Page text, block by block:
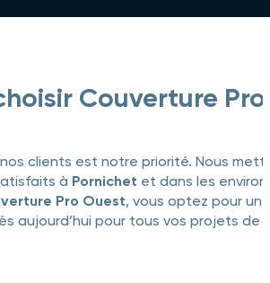
Couverture
clients est notre priorité. Nous
à Pornichet et dans les
Pro Ouest, vous optez pour un
aujourd’hui pour tous vos projets